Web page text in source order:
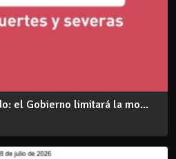
el Gobierno limitará la mo...